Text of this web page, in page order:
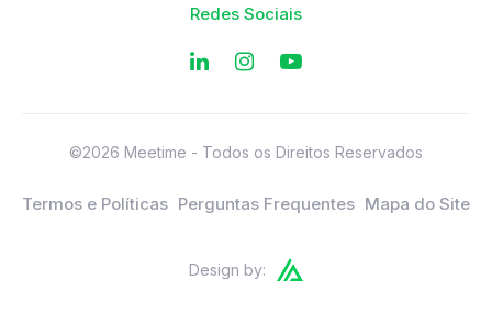
Redes Sociais
©2026 Meetime - Todos os Direitos Reservados
Termos e Políticas Perguntas Frequentes Mapa do Site
Design by: